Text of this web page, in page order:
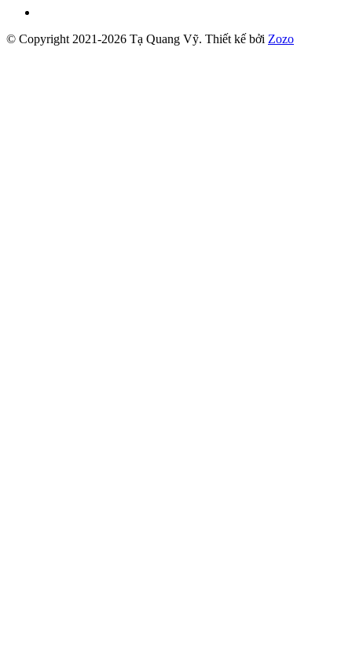
© Copyright 2021-2026 Tạ Quang Vỹ. Thiết kế bởi Zozo